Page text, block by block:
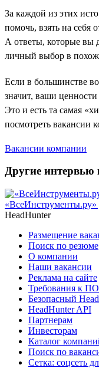
За каждой из этих
помочь, взять на себя
А ответы, которые
личный выбор в
Если в большинстве
значит, ваши
Это и есть та самая
посмотреть вакансии
Вакансии компании
Другие интервью
«ВсеИнструменты.ру»
HeadHunter
Размещение
Поиск по резюме
О компании
Наши вакансии
Реклама на сайте
Требования к ПО
Безопасный
HeadHunter API
Партнерам
Инвесторам
Каталог
Поиск по
Сетка: соцсеть